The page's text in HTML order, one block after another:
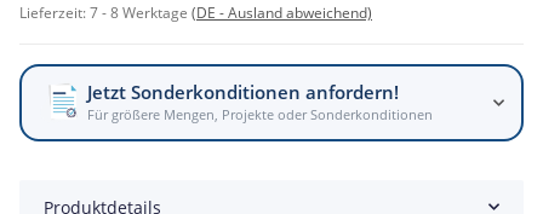
Lieferzeit:7 - 8 Werktage (DE - Ausland abweichend)
Jetzt Sonderkonditionen anfordern!
Für größere Mengen, Projekte oder Sonderkonditionen
Produktdetails